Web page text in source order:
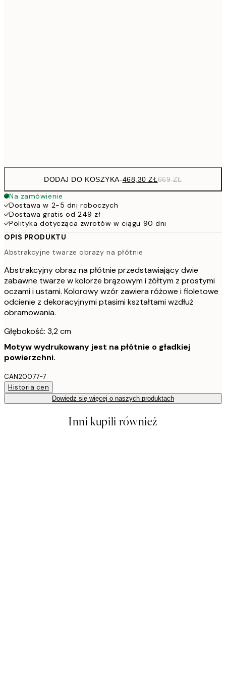
DODAJ DO KOSZYKA-468,30 ZŁ669 ZŁ
Na zamówienie
Dostawa w 2-5 dni roboczych
Dostawa gratis od 249 zł
Polityka dotycząca zwrotów w ciągu 90 dni
OPIS PRODUKTU
Abstrakcyjne twarze obrazy na płótnie
Abstrakcyjny obraz na płótnie przedstawiający dwie
zabawne twarze w kolorze brązowym i żółtym z prostymi
oczami i ustami. Kolorowy wzór zawiera różowe i fioletowe
odcienie z dekoracyjnymi ptasimi kształtami wzdłuż
obramowania.
Głębokość: 3,2 cm
Motyw wydrukowany jest na płótnie o gładkiej
powierzchni.
CAN20077-7
Historia cen
Dowiedz się więcej o naszych produktach
Inni kupili również